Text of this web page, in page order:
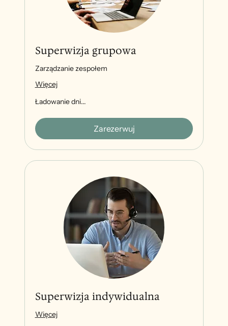
Superwizja grupowa
Zarządzanie zespołem
Więcej
Ładowanie dni...
Zarezerwuj
Superwizja indywidualna
Więcej